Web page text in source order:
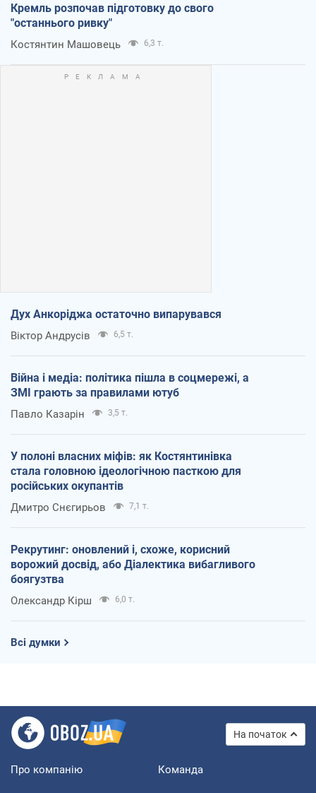
Кремль розпочав підготовку до свого
"останнього ривку"
Костянтин Машовець 6,3 т.
Дух Анкоріджа остаточно випарувався
Віктор Андрусів 6,5 т.
Війна і медіа: політика пішла в соцмережі, а
ЗМІ грають за правилами ютуб
Павло Казарін 3,5 т.
У полоні власних міфів: як Костянтинівка
стала головною ідеологічною пасткою для
російських окупантів
Дмитро Снєгирьов 7,1 т.
Рекрутинг: оновлений і, схоже, корисний
ворожий досвід, або Діалектика вибагливого
боягузтва
Олександр Кірш 6,0 т.
Всі думки
На початок
Про компанію Команда